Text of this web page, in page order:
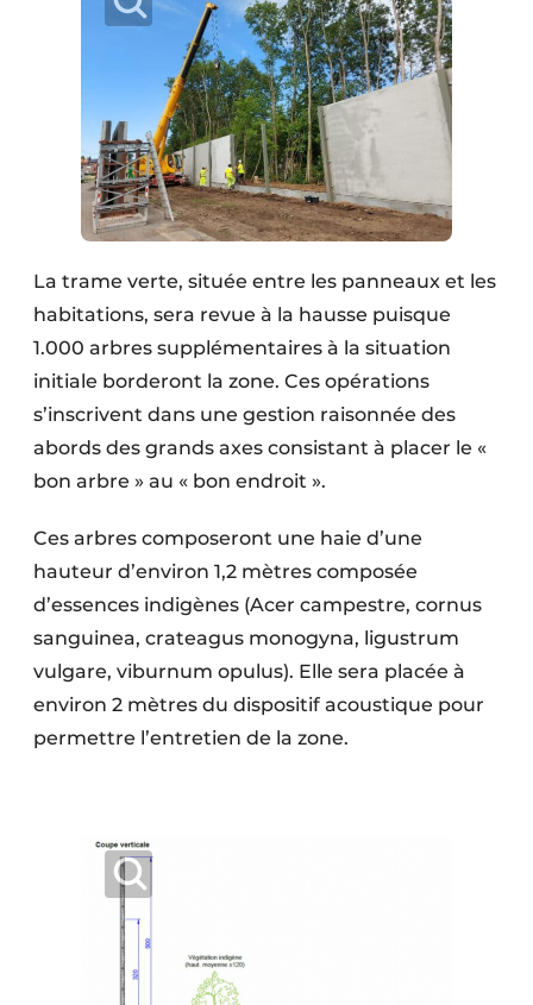
Travaux ferroviaires
La trame verte, située entre les panneaux et les
habitations, sera revue à la hausse puisque
1.000 arbres supplémentaires à la situation
initiale borderont la zone. Ces opérations
s’inscrivent dans une gestion raisonnée des
abords des grands axes consistant à placer le «
bon arbre » au « bon endroit ».
Ces arbres composeront une haie d’une
hauteur d’environ 1,2 mètres composée
d’essences indigènes (Acer campestre, cornus
sanguinea, crateagus monogyna, ligustrum
vulgare, viburnum opulus). Elle sera placée à
environ 2 mètres du dispositif acoustique pour
permettre l’entretien de la zone.